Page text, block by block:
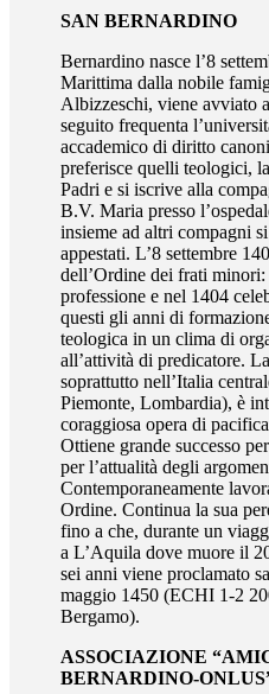
SAN BERNARDINO
Bernardino nasce l’8
Marittima dalla nobile
Albizzeschi, viene avviato
seguito frequenta
accademico di diritto
preferisce quelli teologici,
Padri e si iscrive alla
B.V. Maria presso
insieme ad altri compagni
appestati. L’8 settembre
dell’Ordine dei frati minori:
professione e nel 1404
questi gli anni di
teologica in un clima di
all’attività di predicatore.
soprattutto nell’Italia
Piemonte, Lombardia), è
coraggiosa opera di
Ottiene grande successo
per l’attualità degli
Contemporaneamente
Ordine. Continua la sua
fino a che, durante un
a L’Aquila dove muore il
sei anni viene proclamato
maggio 1450 (ECHI 1-2
Bergamo).
ASSOCIAZIONE
BERNARDINO-